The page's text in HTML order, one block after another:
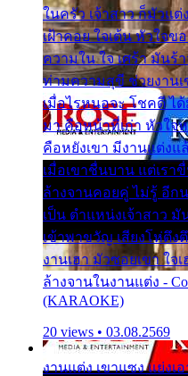
ในครัว เจ้าสาว ก็มัวแต่
เฝ้าคอย ใจเต้น หัวใจข
ความใน ใจ เศร้า มันร้
ท่ามความสุขี ช่วยงานเ
เมื่อไรหนอจะ โชคดี ไ
มา คือหน้าที่เก่า หัวใจ
คือหยังเขา มีงานแต่งแ
เมื่อเขาชื่นบาน แต่เรา
ล้างจานคอยคู่ ไม่รู้ อีก
เป็น ตำแหน่งเจ้าสาว
เข้าพาขวัญ เสียงโห่ตึง
งานเฮา มัวซอยเขา ใ
ล้างจานในงานแต่ง -
(KARAOKE)
20 views • 03.08.2569
งานแต่ง เขาแซง แย่ง